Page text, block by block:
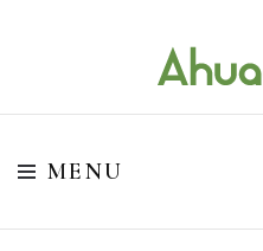
Ahuacati
O melhor da Internet em um só lugar
MENU